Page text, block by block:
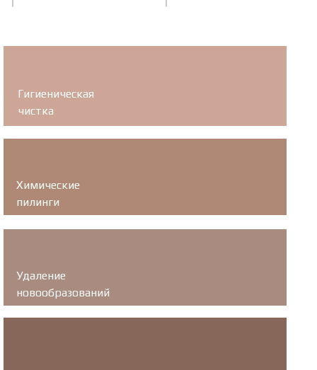
Удаление
новообразований
Химические
пилинги
Гигиеническая
чистка